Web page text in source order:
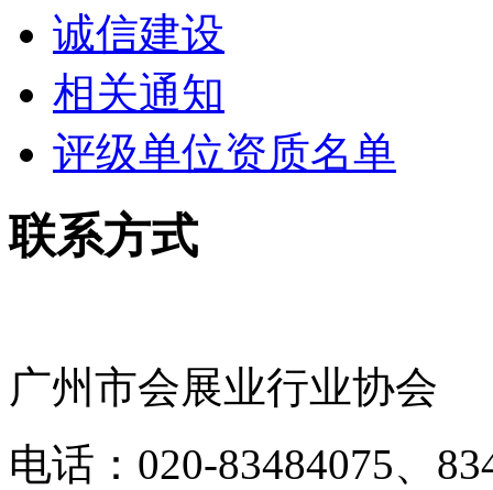
诚信建设
相关通知
评级单位资质名单
联系方式
广州市会展业行业协会
电话：020-83484075、